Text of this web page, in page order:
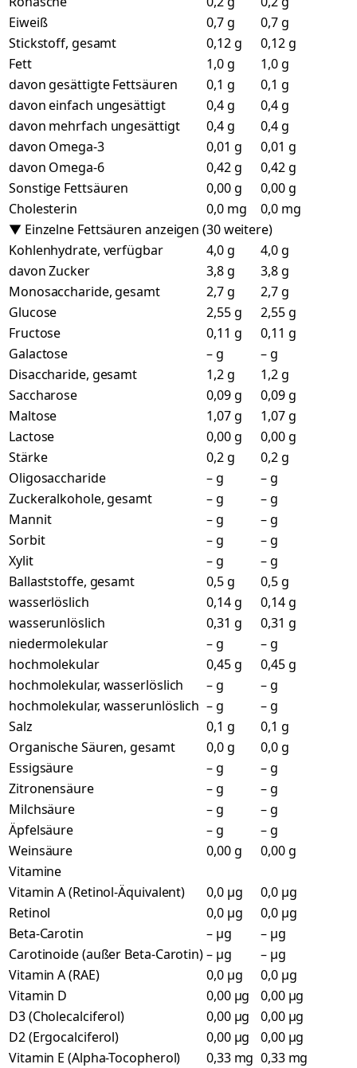
Eiweiß
0,7 g
0,7 g
Stickstoff, gesamt
0,12 g
0,12 g
Fett
1,0 g
1,0 g
davon gesättigte Fettsäuren
0,1 g
0,1 g
davon einfach ungesättigt
0,4 g
0,4 g
davon mehrfach ungesättigt
0,4 g
0,4 g
davon Omega-3
0,01 g
0,01 g
davon Omega-6
0,42 g
0,42 g
Sonstige Fettsäuren
0,00 g
0,00 g
Cholesterin
0,0 mg
0,0 mg
▼ Einzelne Fettsäuren anzeigen (30 weitere)
Kohlenhydrate, verfügbar
4,0 g
4,0 g
davon Zucker
3,8 g
3,8 g
Monosaccharide, gesamt
2,7 g
2,7 g
Glucose
2,55 g
2,55 g
Fructose
0,11 g
0,11 g
Galactose
– g
– g
Disaccharide, gesamt
1,2 g
1,2 g
Saccharose
0,09 g
0,09 g
Maltose
1,07 g
1,07 g
Lactose
0,00 g
0,00 g
Stärke
0,2 g
0,2 g
Oligosaccharide
– g
– g
Zuckeralkohole, gesamt
– g
– g
Mannit
– g
– g
Sorbit
– g
– g
Xylit
– g
– g
Ballaststoffe, gesamt
0,5 g
0,5 g
wasserlöslich
0,14 g
0,14 g
wasserunlöslich
0,31 g
0,31 g
niedermolekular
– g
– g
hochmolekular
0,45 g
0,45 g
hochmolekular, wasserlöslich
– g
– g
hochmolekular, wasserunlöslich – g
– g
Salz
0,1 g
0,1 g
Organische Säuren, gesamt
0,0 g
0,0 g
Essigsäure
– g
– g
Zitronensäure
– g
– g
Milchsäure
– g
– g
Äpfelsäure
– g
– g
Weinsäure
0,00 g
0,00 g
Vitamine
Vitamin A (Retinol-Äquivalent)
0,0 µg
0,0 µg
Retinol
0,0 µg
0,0 µg
Beta-Carotin
– µg
– µg
Carotinoide (außer Beta-Carotin)– µg
– µg
Vitamin A (RAE)
0,0 µg
0,0 µg
Vitamin D
0,00 µg
0,00 µg
D3 (Cholecalciferol)
0,00 µg
0,00 µg
D2 (Ergocalciferol)
0,00 µg
0,00 µg
Vitamin E (Alpha-Tocopherol)
0,33 mg 0,33 mg